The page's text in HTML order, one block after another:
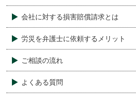
会社に対する損害賠償請求とは
労災を弁護士に依頼するメリット
ご相談の流れ
よくある質問